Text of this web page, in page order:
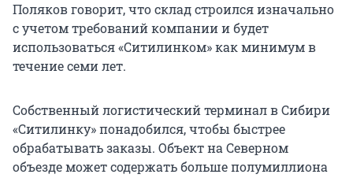
Поляков говорит, что склад строился изначально
с учетом требований компании и будет
использоваться «Ситилинком» как минимум в
течение семи лет.
Собственный логистический терминал в Сибири
«Ситилинку» понадобился, чтобы быстрее
обрабатывать заказы. Объект на Северном
объезде может содержать больше полумиллиона